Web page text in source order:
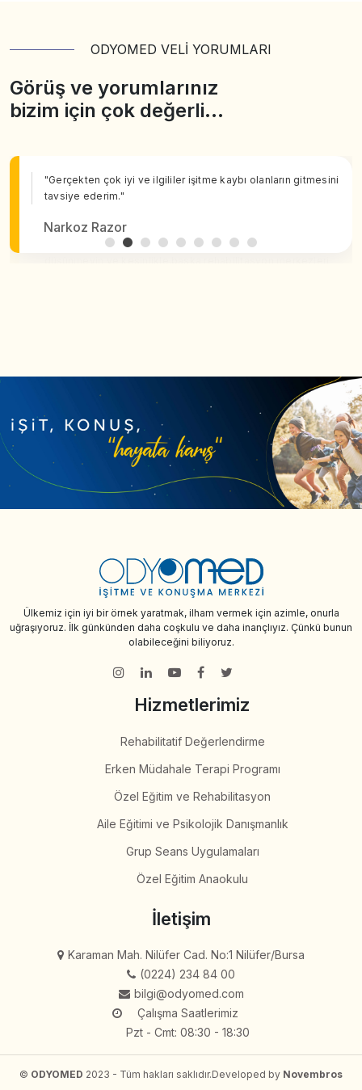
ODYOMED VELİ YORUMLARI
Görüş ve yorumlarınız
bizim için çok değerli…
"Gerçekten çok iyi ve ilgililer işitme kaybı olanların gitmesini
tavsiye ederim."
Narkoz Razor
uğraşıyoruz. İlk günkünden daha coşkulu ve daha inançlıyız. Çünkü bunun
olabileceğini biliyoruz.
Hizmetlerimiz
İletişim
(0224) 234 84 00
bilgi@odyomed.com
Çalışma Saatlerimiz
Pzt - Cmt: 08:30 - 18:30